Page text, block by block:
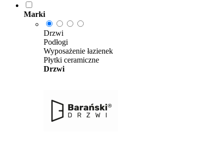
Marki
Drzwi
Podłogi
Wyposażenie łazienek
Płytki ceramiczne
Drzwi